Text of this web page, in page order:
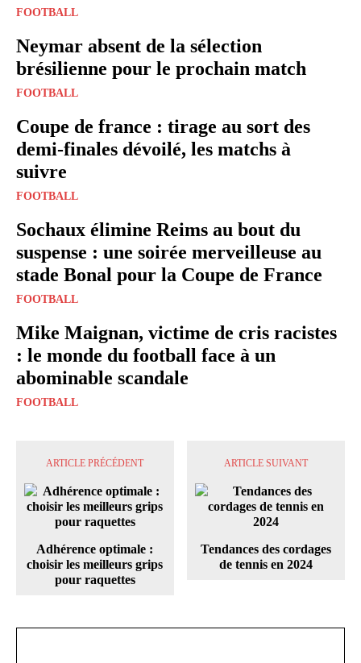
FOOTBALL
Neymar absent de la sélection
brésilienne pour le prochain match
FOOTBALL
Coupe de france : tirage au sort des
demi-finales dévoilé, les matchs à
suivre
FOOTBALL
Sochaux élimine Reims au bout du
suspense : une soirée merveilleuse au
stade Bonal pour la Coupe de France
FOOTBALL
Mike Maignan, victime de cris racistes
: le monde du football face à un
abominable scandale
FOOTBALL
ARTICLE PRÉCÉDENT
Adhérence optimale :
choisir les meilleurs grips
pour raquettes
ARTICLE SUIVANT
Tendances des cordages
de tennis en 2024